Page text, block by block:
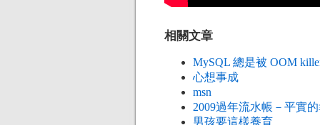
相關文章
MySQL 總是被 OOM
心想事成
msn
2009過年流水帳－平實
男孩要這樣養育